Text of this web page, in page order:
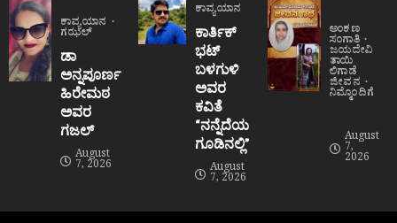
ಕಾವ್ಯಯಾನ
ಗಝಲ್
ಡಾ
ಅನ್ನಪೂರ್ಣ
ಹಿರೇಮಠ
ಅವರ
ಗಜಲ್
August
7, 2026
ಕಾವ್ಯಯಾನ
ಕಾರ್ತಿಕ್
ಭಟ್
ಬಳಗುಳಿ
ಅವರ
ಕವಿತೆ
“ನನ್ನೆದೆಯ
ಗೂಡಿನಲ್ಲಿ”
August
7, 2026
ಅಂಕಣ
ಸಂಗಾತಿ
ಜಯದೇವಿ
ತಾಯಿ
ಲಿಗಾಡೆ
ಜೀವನ
ನಿಮ್ಮೊಂದಿಗೆ
August
7,
2026